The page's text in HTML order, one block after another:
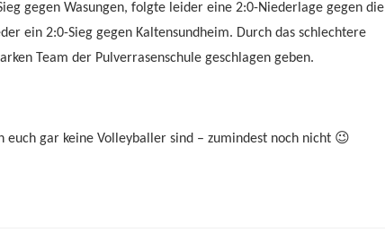
gegen Wasungen, folgte leider eine 2:0-Niederlage gegen die
ein 2:0-Sieg gegen Kaltensundheim. Durch das schlechtere
Team der Pulverrasenschule geschlagen geben.
euch gar keine Volleyballer sind – zumindest noch nicht 😉